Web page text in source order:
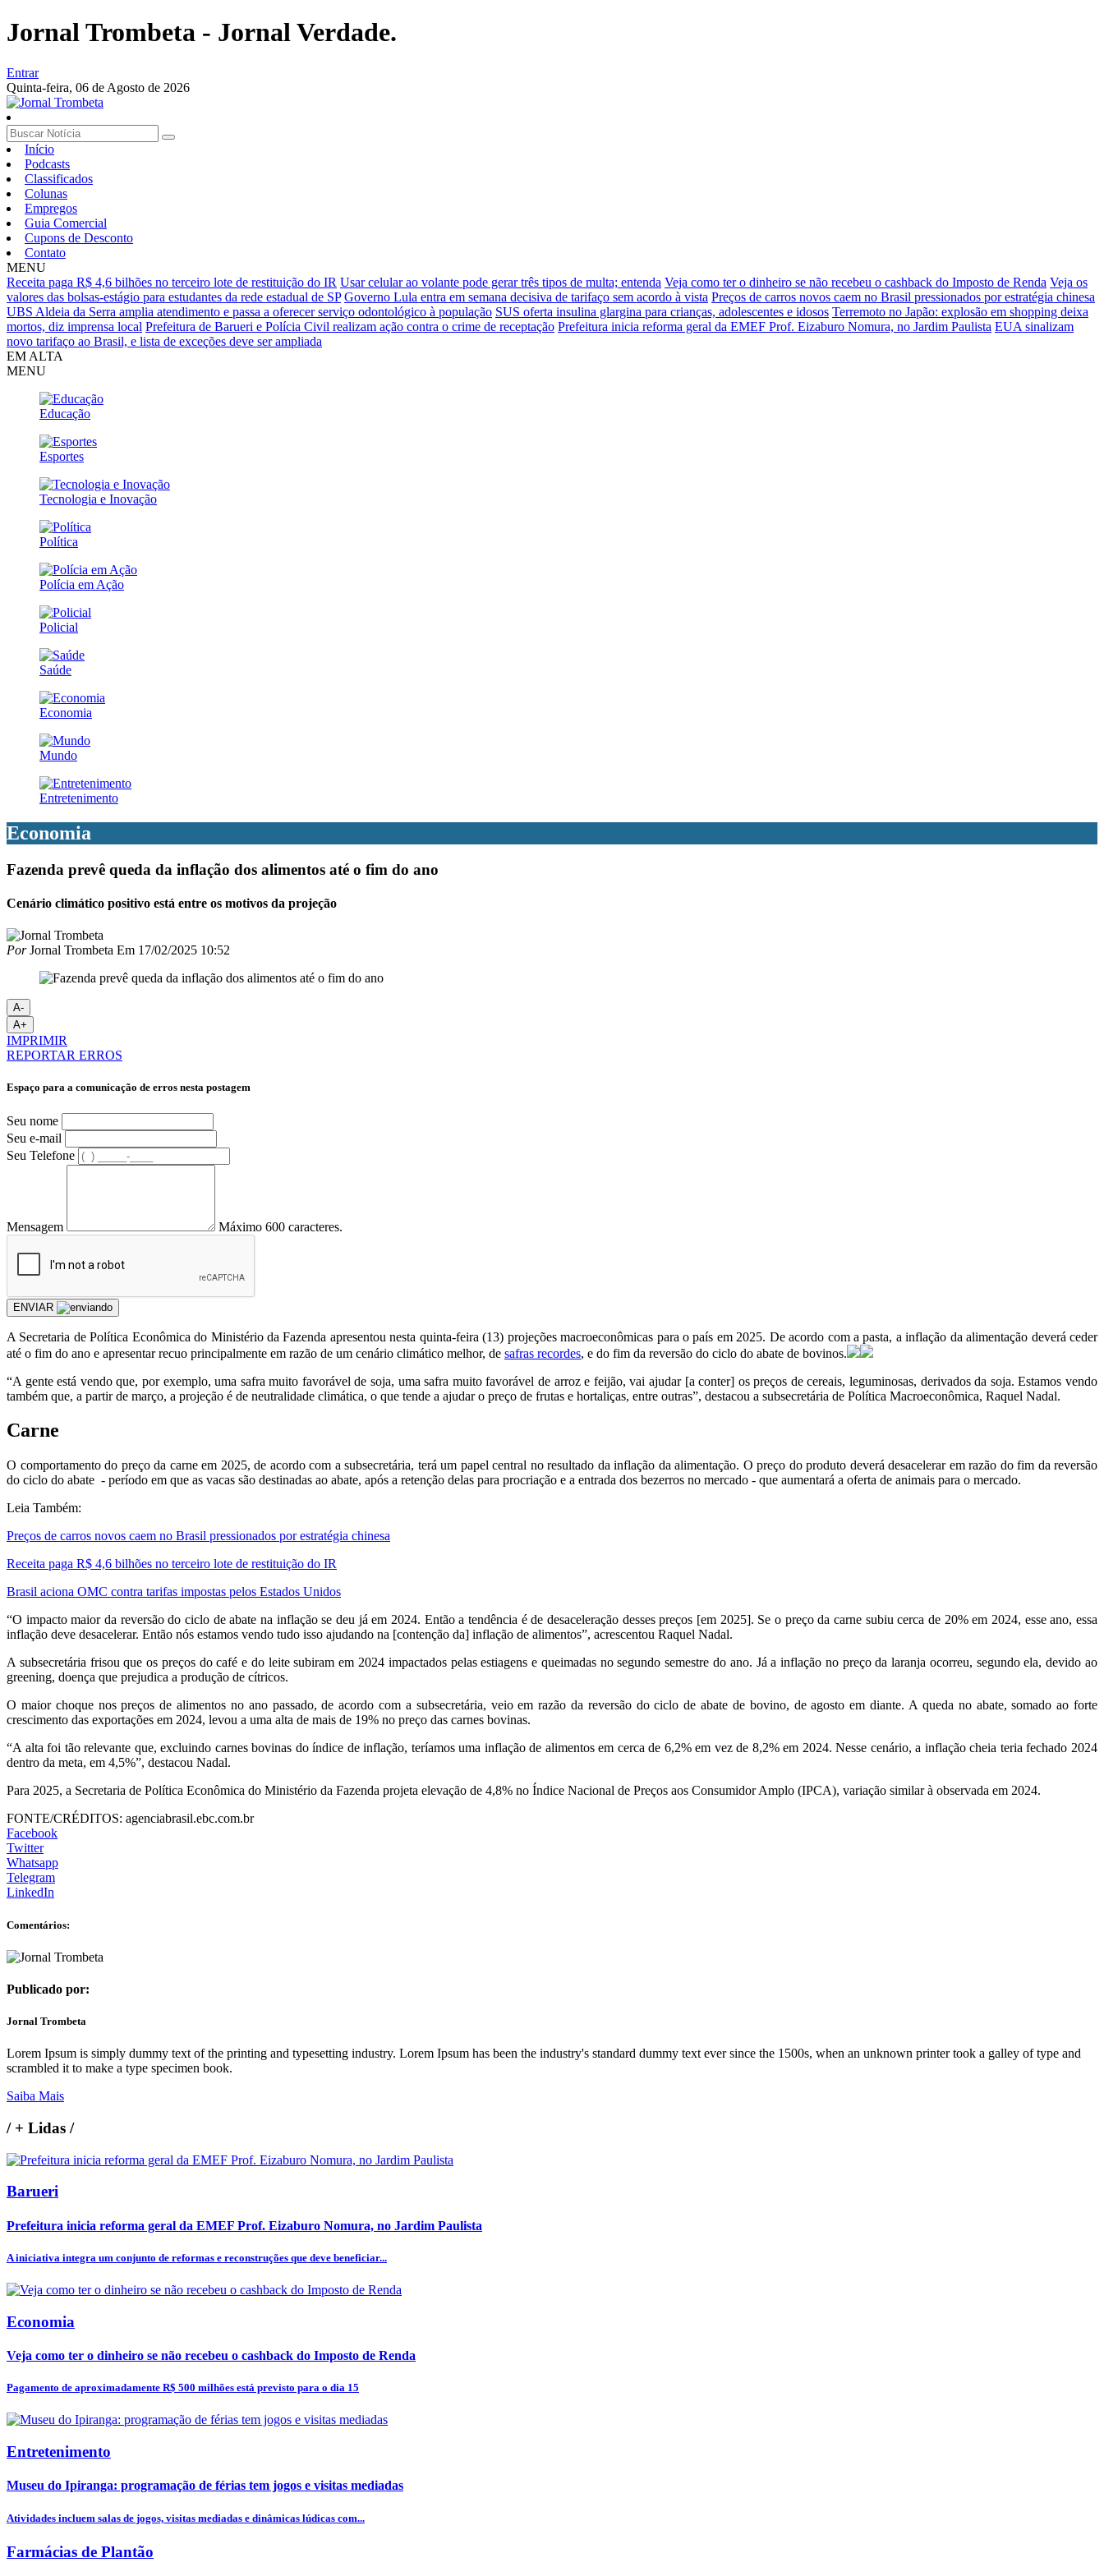
Jornal Trombeta - Jornal Verdade.
Entrar
Quinta-feira, 06 de Agosto de 2026
Início
Podcasts
Classificados
Colunas
Empregos
Guia Comercial
Cupons de Desconto
Contato
MENU
Receita paga R$ 4,6 bilhões no terceiro lote de restituição do IR Usar celular ao volante pode gerar três tipos de multa; entenda Veja como ter o dinheiro se não recebeu o cashback do Imposto de Renda Veja os
valores das bolsas-estágio para estudantes da rede estadual de SP Governo Lula entra em semana decisiva de tarifaço sem acordo à vista Preços de carros novos caem no Brasil pressionados por estratégia chinesa
UBS Aldeia da Serra amplia atendimento e passa a oferecer serviço odontológico à população SUS oferta insulina glargina para crianças, adolescentes e idosos Terremoto no Japão: explosão em shopping deixa
mortos, diz imprensa local Prefeitura de Barueri e Polícia Civil realizam ação contra o crime de receptação Prefeitura inicia reforma geral da EMEF Prof. Eizaburo Nomura, no Jardim Paulista EUA sinalizam
novo tarifaço ao Brasil, e lista de exceções deve ser ampliada
EM ALTA
MENU
Educação
Esportes
Tecnologia e Inovação
Política
Polícia em Ação
Policial
Saúde
Economia
Mundo
Entretenimento
Economia
Fazenda prevê queda da inflação dos alimentos até o fim do ano
Cenário climático positivo está entre os motivos da projeção
PorJornal Trombeta Em 17/02/2025 10:52
A-
A+
IMPRIMIR
REPORTAR ERROS
Espaço para a comunicação de erros nesta postagem
Seu nome
Seu e-mail
Seu Telefone
Mensagem Máximo 600 caracteres.
ENVIAR
A Secretaria de Política Econômica do Ministério da Fazenda apresentou nesta quinta-feira (13) projeções macroeconômicas para o país em 2025. De acordo com a pasta, a inflação da alimentação deverá ceder
até o fim do ano e apresentar recuo principalmente em razão de um cenário climático melhor, de safras recordes, e do fim da reversão do ciclo do abate de bovinos.
“A gente está vendo que, por exemplo, uma safra muito favorável de soja, uma safra muito favorável de arroz e feijão, vai ajudar [a conter] os preços de cereais, leguminosas, derivados da soja. Estamos vendo
também que, a partir de março, a projeção é de neutralidade climática, o que tende a ajudar o preço de frutas e hortaliças, entre outras”, destacou a subsecretária de Política Macroeconômica, Raquel Nadal.
Carne
O comportamento do preço da carne em 2025, de acordo com a subsecretária, terá um papel central no resultado da inflação da alimentação. O preço do produto deverá desacelerar em razão do fim da reversão
do ciclo do abate - período em que as vacas são destinadas ao abate, após a retenção delas para procriação e a entrada dos bezerros no mercado - que aumentará a oferta de animais para o mercado.
Leia Também:
Preços de carros novos caem no Brasil pressionados por estratégia chinesa
Receita paga R$ 4,6 bilhões no terceiro lote de restituição do IR
Brasil aciona OMC contra tarifas impostas pelos Estados Unidos
“O impacto maior da reversão do ciclo de abate na inflação se deu já em 2024. Então a tendência é de desaceleração desses preços [em 2025]. Se o preço da carne subiu cerca de 20% em 2024, esse ano, essa
inflação deve desacelerar. Então nós estamos vendo tudo isso ajudando na [contenção da] inflação de alimentos”, acrescentou Raquel Nadal.
A subsecretária frisou que os preços do café e do leite subiram em 2024 impactados pelas estiagens e queimadas no segundo semestre do ano. Já a inflação no preço da laranja ocorreu, segundo ela, devido ao
greening, doença que prejudica a produção de cítricos.
O maior choque nos preços de alimentos no ano passado, de acordo com a subsecretária, veio em razão da reversão do ciclo de abate de bovino, de agosto em diante. A queda no abate, somado ao forte
crescimento das exportações em 2024, levou a uma alta de mais de 19% no preço das carnes bovinas.
“A alta foi tão relevante que, excluindo carnes bovinas do índice de inflação, teríamos uma inflação de alimentos em cerca de 6,2% em vez de 8,2% em 2024. Nesse cenário, a inflação cheia teria fechado 2024
dentro da meta, em 4,5%”, destacou Nadal.
Para 2025, a Secretaria de Política Econômica do Ministério da Fazenda projeta elevação de 4,8% no Índice Nacional de Preços aos Consumidor Amplo (IPCA), variação similar à observada em 2024.
FONTE/CRÉDITOS: agenciabrasil.ebc.com.br
Facebook
Twitter
Whatsapp
Telegram
LinkedIn
Comentários:
Publicado por:
Jornal Trombeta
Lorem Ipsum is simply dummy text of the printing and typesetting industry. Lorem Ipsum has been the industry's standard dummy text ever since the 1500s, when an unknown printer took a galley of type and
scrambled it to make a type specimen book.
Saiba Mais
/+ Lidas /
Barueri
Prefeitura inicia reforma geral da EMEF Prof. Eizaburo Nomura, no Jardim Paulista
A iniciativa integra um conjunto de reformas e reconstruções que deve beneficiar...
Economia
Veja como ter o dinheiro se não recebeu o cashback do Imposto de Renda
Pagamento de aproximadamente R$ 500 milhões está previsto para o dia 15
Entretenimento
Museu do Ipiranga: programação de férias tem jogos e visitas mediadas
Atividades incluem salas de jogos, visitas mediadas e dinâmicas lúdicas com...
Farmácias de Plantão